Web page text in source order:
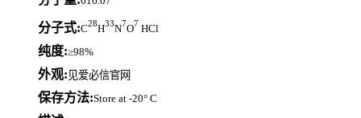
分子式:C28H33N7O7 HCl
纯度:≥98%
外观: 见爱必信官网
保存方法:Store at -20° C